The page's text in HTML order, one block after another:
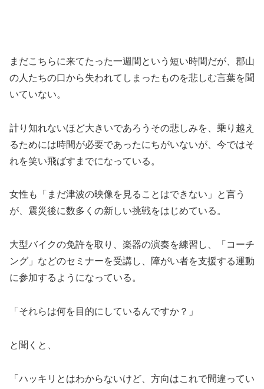
まだこちらに来てたった一週間という短い時間だが、郡山
の人たちの口から失われてしまったものを悲しむ言葉を聞
いていない。
計り知れないほど大きいであろうその悲しみを、乗り越え
るためには時間が必要であったにちがいないが、今ではそ
れを笑い飛ばすまでになっている。
女性も「まだ津波の映像を見ることはできない」と言う
が、震災後に数多くの新しい挑戦をはじめている。
大型バイクの免許を取り、楽器の演奏を練習し、「コーチ
ング」などのセミナーを受講し、障がい者を支援する運動
に参加するようになっている。
「それらは何を目的にしているんですか？」
と聞くと、
「ハッキリとはわからないけど、方向はこれで間違ってい